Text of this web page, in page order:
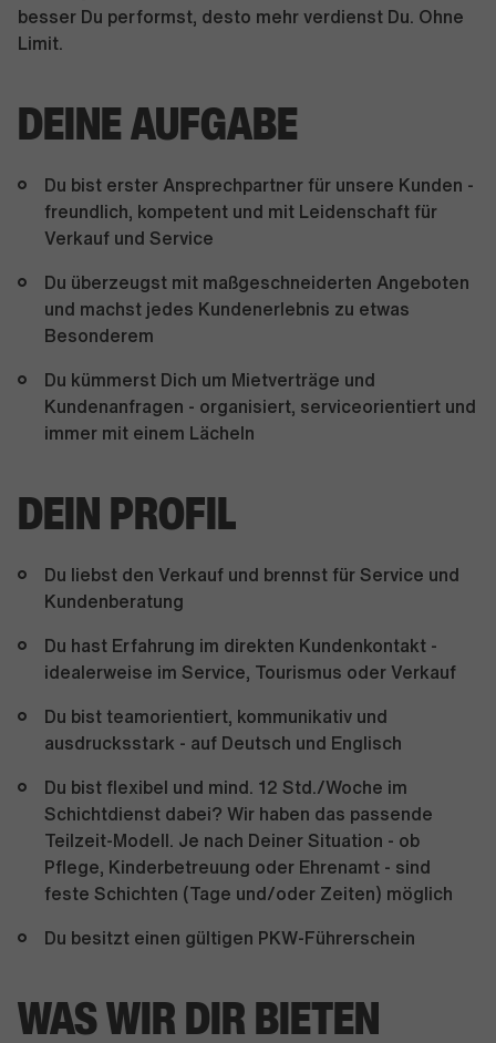
besser Du performst, desto mehr verdienst Du. Ohne
Limit.
DEINE AUFGABE
Du bist erster Ansprechpartner für unsere Kunden -
freundlich, kompetent und mit Leidenschaft für
Verkauf und Service
Du überzeugst mit maßgeschneiderten Angeboten
und machst jedes Kundenerlebnis zu etwas
Besonderem
Du kümmerst Dich um Mietverträge und
Kundenanfragen - organisiert, serviceorientiert und
immer mit einem Lächeln
DEIN PROFIL
Du liebst den Verkauf und brennst für Service und
Kundenberatung
Du hast Erfahrung im direkten Kundenkontakt -
idealerweise im Service, Tourismus oder Verkauf
Du bist teamorientiert, kommunikativ und
ausdrucksstark - auf Deutsch und Englisch
Du bist flexibel und mind. 12 Std./Woche im
Schichtdienst dabei? Wir haben das passende
Teilzeit-Modell. Je nach Deiner Situation - ob
Pflege, Kinderbetreuung oder Ehrenamt - sind
feste Schichten (Tage und/oder Zeiten) möglich
Du besitzt einen gültigen PKW-Führerschein
WAS WIR DIR BIETEN